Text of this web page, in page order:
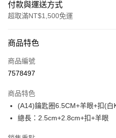
付款與運送方式
超取滿NT$1,500免運
信用卡一次付款
超商取貨付款
街口支付
悠遊付
商品特色
商品編號
7578497
商品特色
(A14)鑰匙圈6.5CM+羊眼+扣(白
總長：2.5cm+2.8cm+扣+羊眼